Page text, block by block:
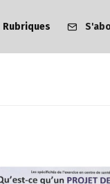
Rubriques